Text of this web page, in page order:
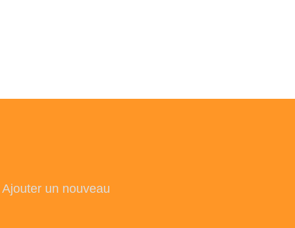
Ajouter un nouveau